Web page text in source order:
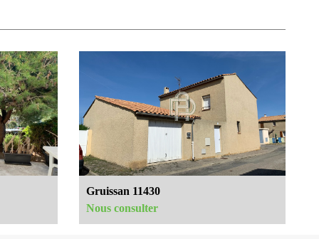
Gruissan 11430
Nous consulter